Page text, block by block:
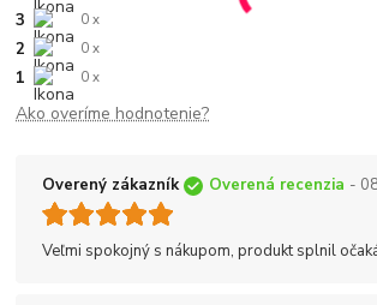
3
0 x
2 0 x
1 0 x
Ako overíme hodnotenie?
Overený zákazník Overená recenzia -
Veľmi spokojný s nákupom, produkt splnil